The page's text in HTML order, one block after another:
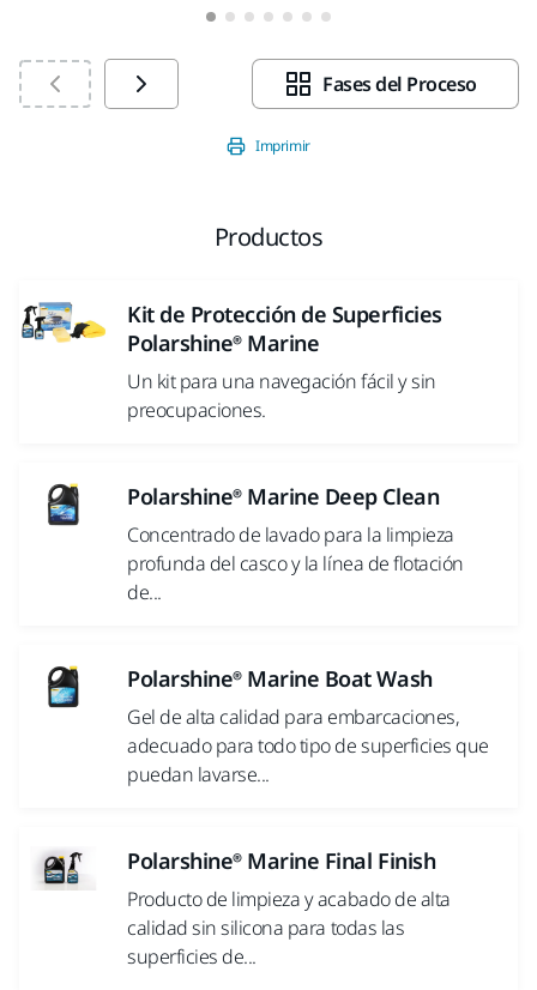
Fases del Proceso
Imprimir
Productos
Kit de Protección de Superficies
Polarshine® Marine
Un kit para una navegación fácil y sin
preocupaciones.
Polarshine® Marine Deep Clean
Concentrado de lavado para la limpieza
profunda del casco y la línea de flotación
de...
Polarshine® Marine Boat Wash
Gel de alta calidad para embarcaciones,
adecuado para todo tipo de superficies que
puedan lavarse...
Polarshine® Marine Final Finish
Producto de limpieza y acabado de alta
calidad sin silicona para todas las
superficies de...